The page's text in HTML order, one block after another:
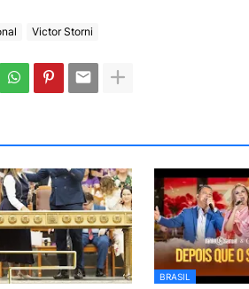
Victor Storni
BRASIL